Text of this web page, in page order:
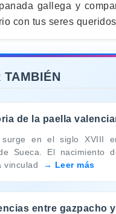
gallega y
con tus seres
TAMBIÉN
de la paella
surge en el siglo XVIII
Sueca. El nacimiento
vinculad
Leer más
entre gazpacho y